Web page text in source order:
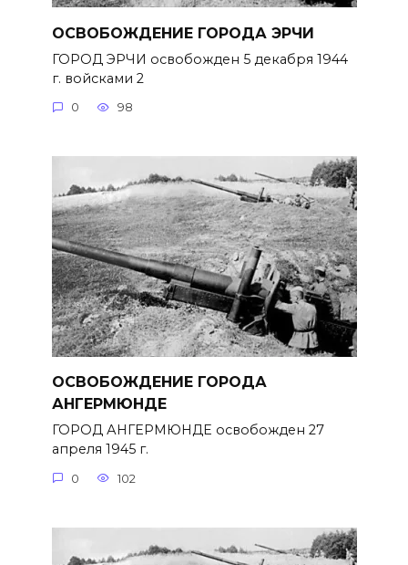
ОСВОБОЖДЕНИЕ ГОРОДА ЭРЧИ
ГОРОД ЭРЧИ освобожден 5 декабря 1944
г. войсками 2
0 98
ОСВОБОЖДЕНИЕ ГОРОДА
АНГЕРМЮНДЕ
ГОРОД АНГЕРМЮНДЕ освобожден 27
апреля 1945 г.
0 102